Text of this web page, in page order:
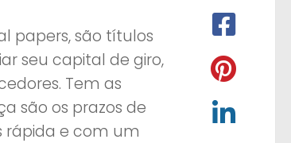
papers, são títulos
seu capital de giro,
Tem as
são os prazos de
rápida e com um